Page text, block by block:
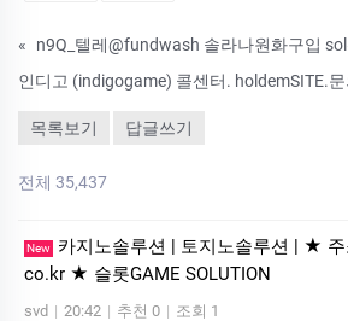
«
n9Q_텔레@fundwash 솔라나원화구입
목록보기 답글쓰기
전체 35,437
New
카지노솔루션 | 토지노솔루션 | ★
co.kr ★ 슬롯GAME SOLUTION
svd | 20:42 | 추천 0 | 조회 1